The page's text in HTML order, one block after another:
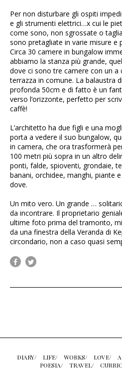
Per non disturbare gli ospiti
e gli strumenti elettrici…x cui le
come sono, non sgrossate o
sono pretagliate in varie misure e
Circa 30 camere in bungalow
abbiamo la stanza più grande,
dove ci sono tre camere con un a
terrazza in comune. La balaustra
profonda 50cm e di fatto è un
verso l’orizzonte, perfetto per
caffè!
L’architetto ha due figli e una
porta a vedere il suo bungalow,
in camera, che ora trasformerà
100 metri più sopra in un altro
ponti, falde, spioventi, grondaie,
banani, orchidee, manghi, piante
dove.
Un mito vero. Un grande …
da incontrare. Il proprietario
ultime foto prima del tramonto,
da una finestra della Veranda di
circondario, non a caso quasi
DIARY/ LIFE/ WORKS/ LOVE/
POESIA/
TRAVEL/